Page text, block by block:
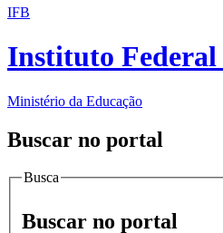
IFB
Instituto
Ministério da Educação
Buscar no portal
Busca
Buscar no portal